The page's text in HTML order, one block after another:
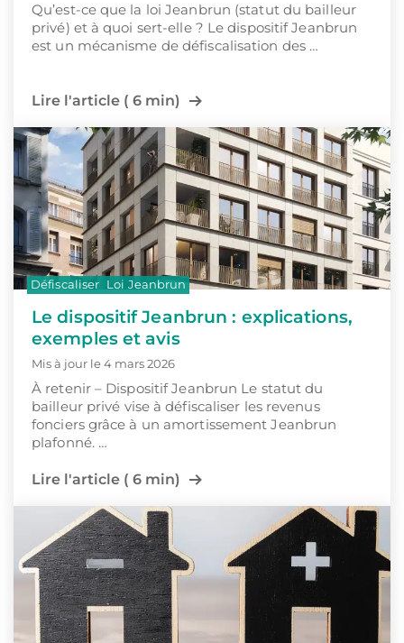
Qu’est-ce que la loi Jeanbrun (statut du bailleur
privé) et à quoi sert-elle ? Le dispositif Jeanbrun
est un mécanisme de défiscalisation des …
Lire l'article ( 6 min)
Le dispositif Jeanbrun : explications,
exemples et avis
Mis à jour le 4 mars 2026
À retenir – Dispositif Jeanbrun Le statut du
bailleur privé vise à défiscaliser les revenus
fonciers grâce à un amortissement Jeanbrun
plafonné. …
Lire l'article ( 6 min)
Défiscaliser Loi Jeanbrun